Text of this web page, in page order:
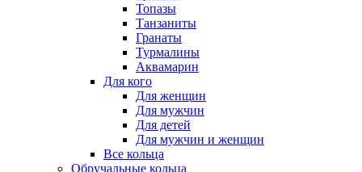
Топазы
Танзаниты
Гранаты
Турмалины
Аквамарин
Для кого
Для женщин
Для мужчин
Для детей
Для мужчин и женщин
Все кольца
Обручальные кольца